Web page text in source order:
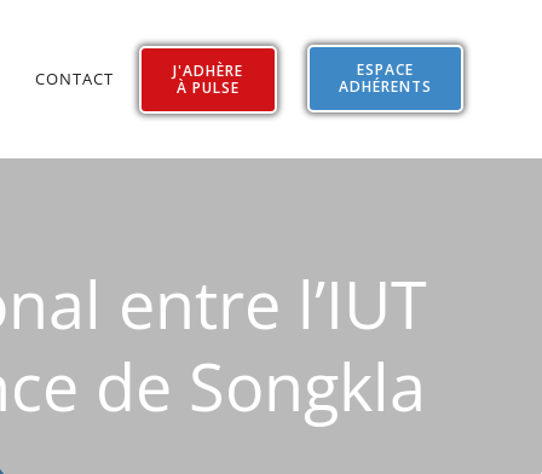
CONTACT
J'ADHÈRE
À PULSE
ESPACE
ADHÉRENTS
entre l’IUT
de Songkla